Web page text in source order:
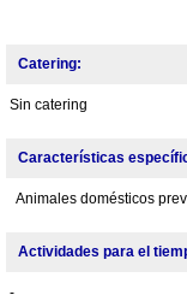
Catering:
Sin catering
Características
Animales domésticos
Actividades para el
-